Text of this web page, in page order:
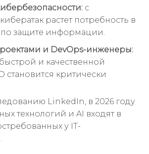
с
растет потребность в
по защите информации.
и DevOps-инженеры:
и качественной
становится критически
LinkedIn, в 2026 году
технологий и AI входят в
у IT-